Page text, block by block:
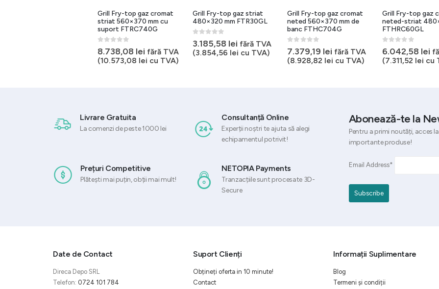
Grill Fry-top gaz striat
480×320 mm FTR30GL
0 out of 5
3.185,58
(3.854,56 leicu TVA)
Grill Fry-top gaz cromat
neted 560×370 mm de
banc FTHC704G
0out of 5
7.379,19 lei fără TVA
Grill Fry-top gaz cromat
neted-striat 480×650 mm
FTHRC60GL
0out of 5
6.042,58lei fără TVA
(7.311,52leicu TVA)
Grill Fry-top gaz
striat 560×770
banc FTRC708G
0out of 5
12.040,61lei
(14.569,14lei
Livrare Gratuita
La comenzi de peste 1000 lei
Consultanță Online
Experții noștri te ajuta să alegi
echipamentul potrivit!
Prețuri Competitive
Plătești mai puțin, obții mai mult!
NETOPIA Payments
Tranzacțiile sunt procesate 3D-
Secure
Abonează-te la
Pentru a primi noutăți, acces
importante produse!
Email Address*
Date de Contact
Direca Depo SRL
Telefon: 0724 101 784
Suport Clienți
Obțineți oferta in 10 minute!
Contact
Informații Suplimentare
Blog
Termeni și condiții